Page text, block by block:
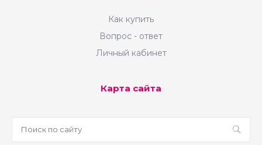
Как купить
Вопрос - ответ
Личный кабинет
Карта сайта